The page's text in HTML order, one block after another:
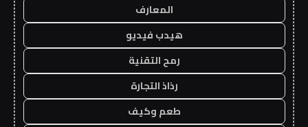
المعارف
هيدب فيديو
رمح التقنية
رذاذ التجارة
طعم وكيف